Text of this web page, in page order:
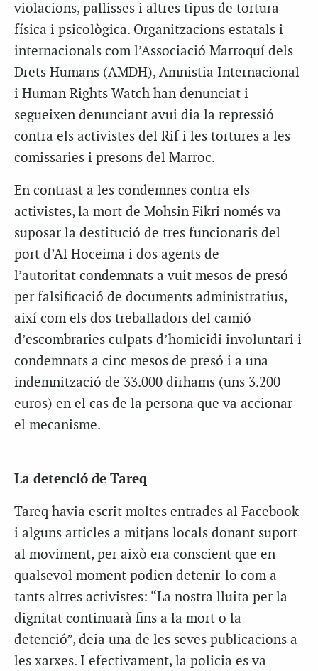
violacions, pallisses i altres tipus de tortura
física i psicològica. Organitzacions estatals i
internacionals com l’Associació Marroquí dels
Drets Humans (AMDH), Amnistia Internacional
i Human Rights Watch han denunciat i
segueixen denunciant avui dia la repressió
contra els activistes del Rif i les tortures a les
comissaries i presons del Marroc.
En contrast a les condemnes contra els
activistes, la mort de Mohsin Fikri només va
suposar la destitució de tres funcionaris del
port d’Al Hoceima i dos agents de
l’autoritat condemnats a vuit mesos de presó
per falsificació de documents administratius,
així com els dos treballadors del camió
d’escombraries culpats d’homicidi involuntari i
condemnats a cinc mesos de presó i a una
indemnització de 33.000 dirhams (uns 3.200
euros) en el cas de la persona que va accionar
el mecanisme.
La detenció de Tareq
Tareq havia escrit moltes entrades al Facebook
i alguns articles a mitjans locals donant suport
al moviment, per això era conscient que en
qualsevol moment podien detenir-lo com a
tants altres activistes: “La nostra lluita per la
dignitat continuarà fins a la mort o la
detenció”, deia una de les seves publicacions a
les xarxes. I efectivament, la policia es va